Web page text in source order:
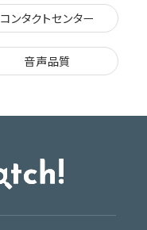
コンタクトセンター
音声品質